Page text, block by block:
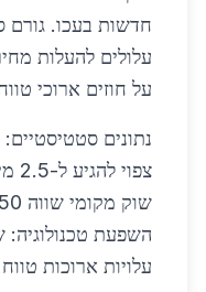
חדשות בעכו. גורם
על חוזים ארוכי
השפעת טכנולוגיה:
עלויות ארוכות טווח ב-5%. לקוחות